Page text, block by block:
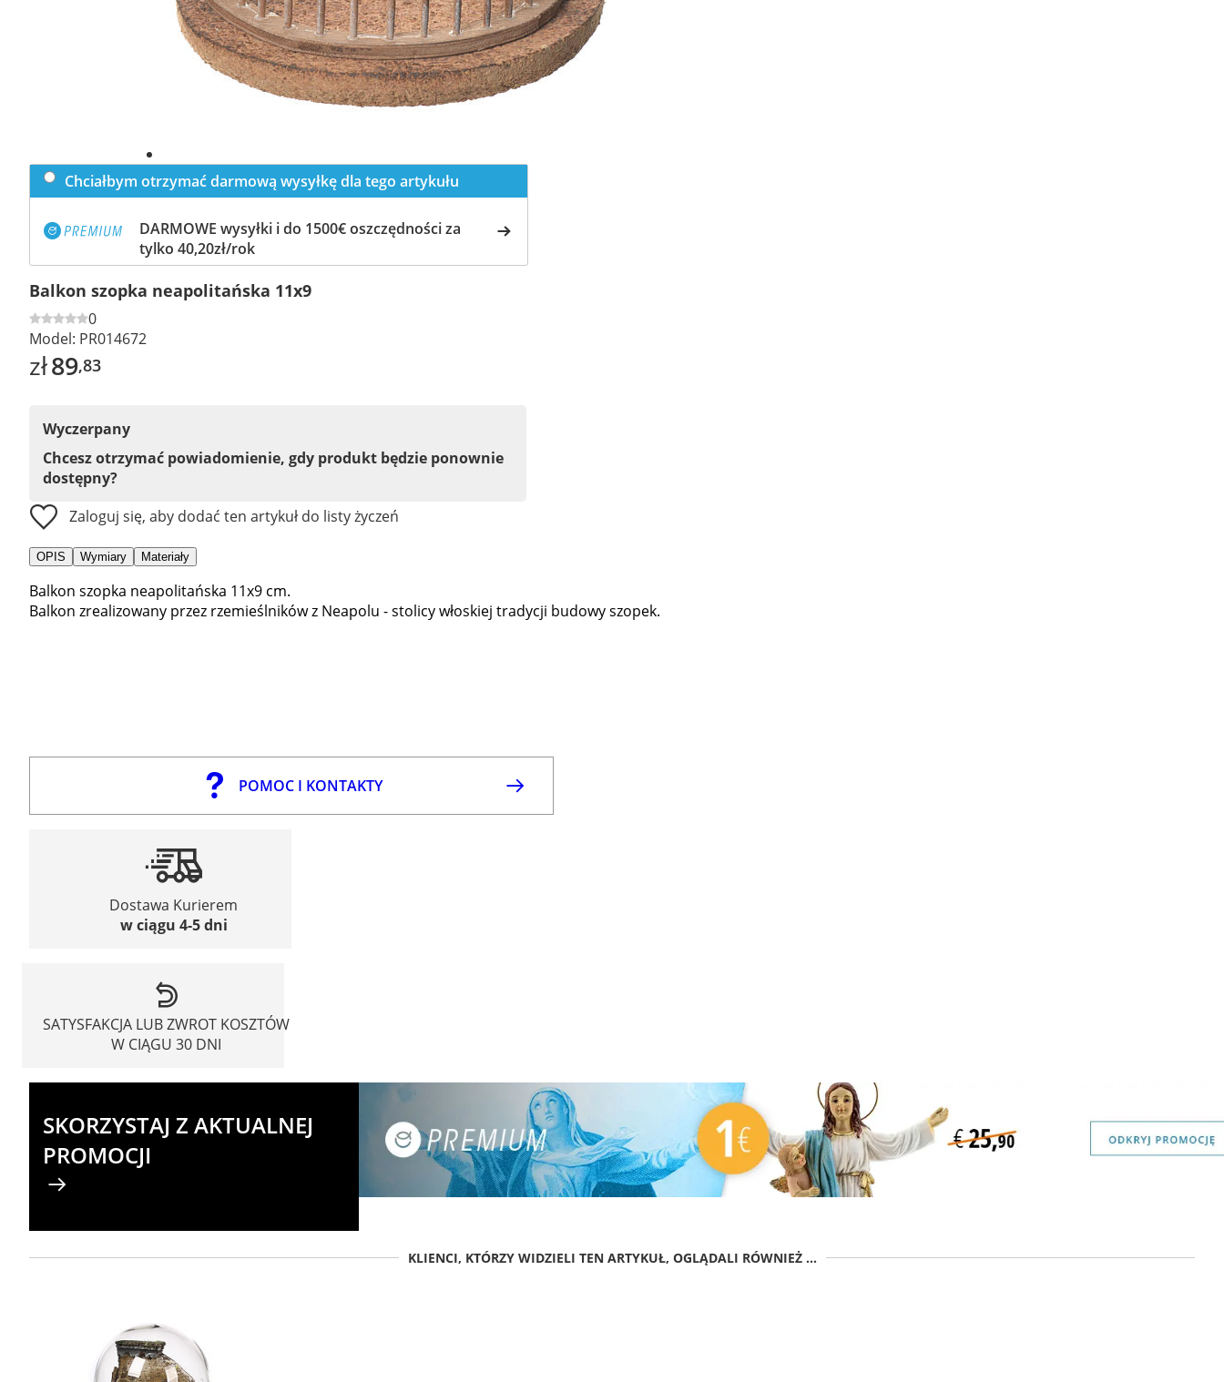
Chciałbym otrzymać darmową wysyłkę dla tego artykułu
DARMOWE wysyłki i do 1500€ oszczędności za
tylko 40,20zł/rok
Balkon szopka neapolitańska 11x9
0
Model: PR014672
zł89,83
Wyczerpany
Chcesz otrzymać powiadomienie, gdy produkt będzie ponownie
dostępny?
Zaloguj się, aby dodać ten artykuł do listy życzeń
OPIS Wymiary Materiały
Balkon szopka neapolitańska 11x9 cm.
Balkon zrealizowany przez rzemieślników z Neapolu - stolicy włoskiej tradycji budowy szopek.
POMOC I KONTAKTY
Dostawa Kurierem
w ciągu 4-5 dni
SATYSFAKCJA LUB ZWROT KOSZTÓW
W CIĄGU 30 DNI
SKORZYSTAJ Z AKTUALNEJ
PROMOCJI
KLIENCI, KTÓRZY WIDZIELI TEN ARTYKUŁ, OGLĄDALI RÓWNIEŻ ...